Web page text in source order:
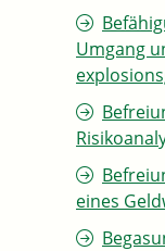
Umgang
eines